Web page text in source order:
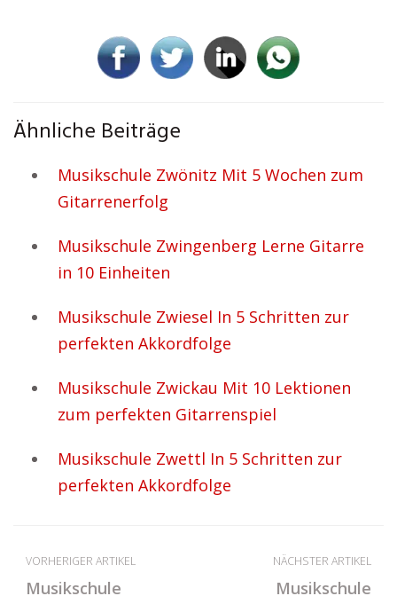
Ähnliche Beiträge
Musikschule Zwönitz Mit 5 Wochen zum
Gitarrenerfolg
Musikschule Zwingenberg Lerne Gitarre
in 10 Einheiten
Musikschule Zwiesel In 5 Schritten zur
perfekten Akkordfolge
Musikschule Zwickau Mit 10 Lektionen
zum perfekten Gitarrenspiel
Musikschule Zwettl In 5 Schritten zur
perfekten Akkordfolge
VORHERIGER ARTIKEL
Musikschule
NÄCHSTER ARTIKEL
Musikschule